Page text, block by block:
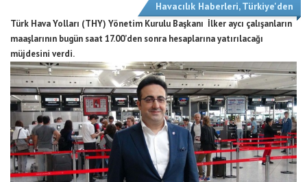
Havacılık Haberleri,Türkiye'den
Türk Hava Yolları (THY) Yönetim Kurulu Başkanı İlker aycı çalışanların
maaşlarının bugün saat 17.00’den sonra hesaplarına yatırılacağı
müjdesini verdi.